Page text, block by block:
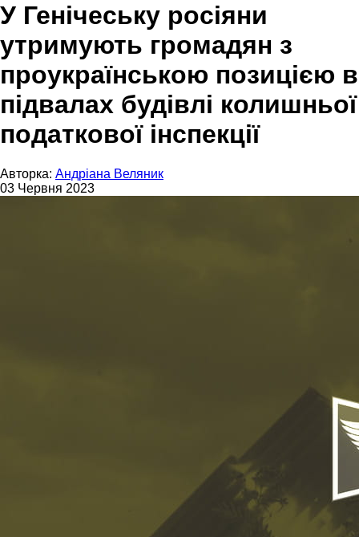
У Генічеську росіяни
утримують громадян з
проукраїнською позицією в
підвалах будівлі колишньої
податкової інспекції
Авторка: Андріана Веляник
03 Червня 2023